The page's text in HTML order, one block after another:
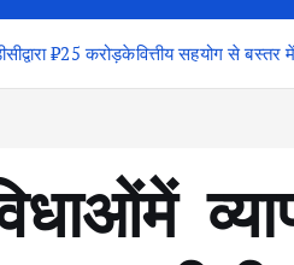
₹25 करोड़केवित्तीय सहयोग से